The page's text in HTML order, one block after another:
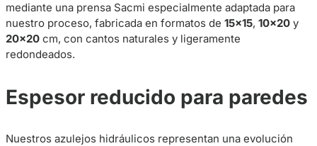
mediante una prensa Sacmi especialmente adaptada para
nuestro proceso, fabricada en formatos de 15×15, 10×20 y
20×20 cm, con cantos naturales y ligeramente
redondeados.
Espesor reducido para paredes
Nuestros azulejos hidráulicos representan una evolución